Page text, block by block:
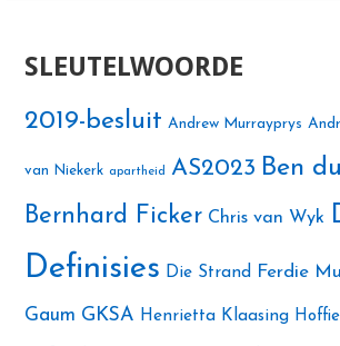
na:
SLEUTELWOORDE
2019-besluit Andrew Murrayprys
van Niekerk apartheid AS2023 Ben
Bernhard Ficker Chris van Wyk
Definisies Die Strand Ferdie
Gaum GKSA Henrietta Klaasing